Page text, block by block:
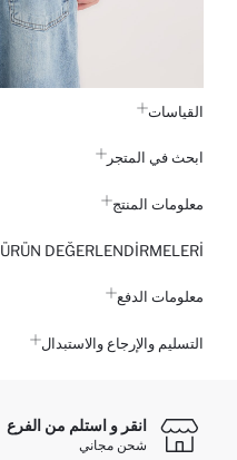
القياسات
ابحث في المتجر
معلومات المنتج
ÜRÜN DEĞERLENDİRMELERİ
معلومات الدفع
التسليم والإرجاع والاستبدال
انقر و استلم من الفرع
شحن مجاني